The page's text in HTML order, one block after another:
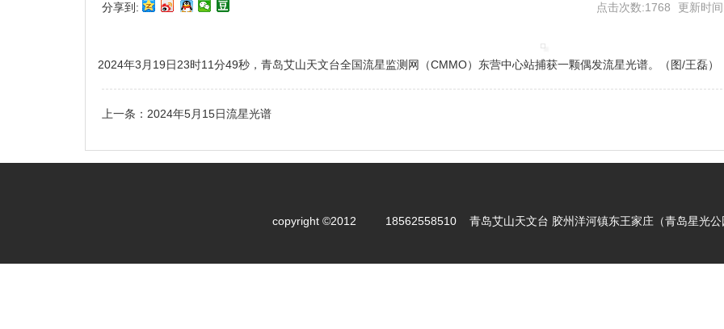
分享到: 点击次数:1768 更新时
2024年3月19日23时11分49秒，青岛艾山天文台全国流星监测网（CMMO）东营中心站捕获一颗偶发流星光谱。（图/王磊）
上一条： 2024年5月15日流星光谱
copyright ©2012 18562558510 青岛艾山天文台 胶州洋河镇东王家庄（青岛星光